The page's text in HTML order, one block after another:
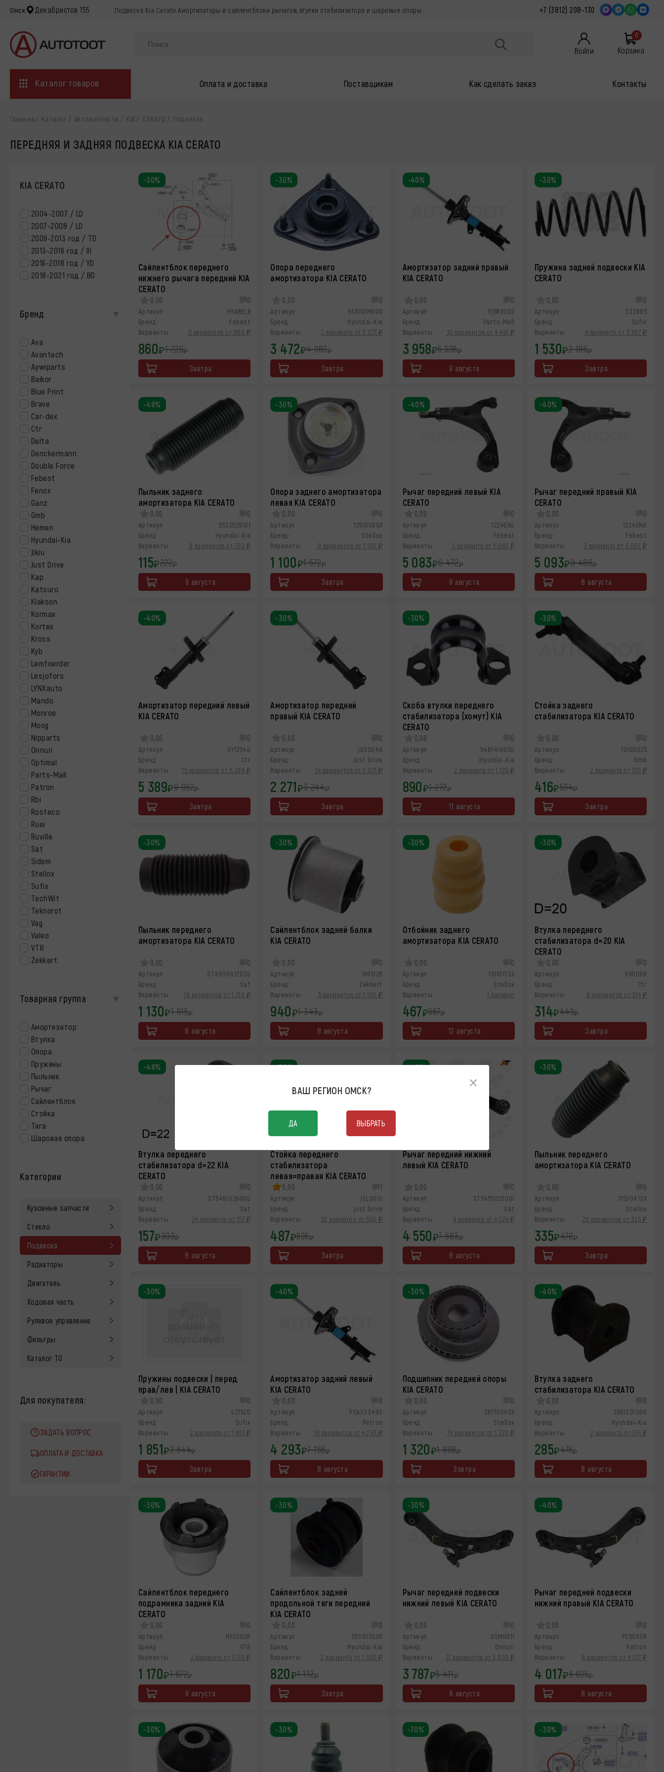
Омск Декабристов 155 Подвеска Kia Cerato Амортизаторы и сайлентблоки рычагов, втулки стабилизатора и шаровые опоры +7 (3812) 208-130
Войти
0
Корзина
Каталог товаров Оплата и доставка Поставщикам Как сделать заказ Контакты
Главная Каталог Автозапчасти KIA CERATO Подвеска
ПЕРЕДНЯЯ И ЗАДНЯЯ ПОДВЕСКА KIA CERATO
KIA CERATO
2004-2007 / LD
2007-2008 / LD
2009-2013 год / TD
2013-2016 год / lll
2016-2018 год / YD
2018-2021 год / BD
Бренд
Ava
Avantech
Aywiparts
Baikor
Blue Print
Brave
Car-dex
Ctr
Delta
Denckermann
Double Force
Febest
Fenox
Ganz
Gmb
Hemen
Hyundai-Kia
Jikiu
Just Drive
Kap
Katsuro
Klakson
Kormax
Kortex
Kross
Kyb
Lemfoerder
Lesjofors
LYNXauto
Mando
Monroe
Moog
Nipparts
Onnuri
Optimal
Parts-Mall
Patron
Rbi
Rosteco
Ruei
Ruville
Sat
Sidem
Stellox
Sufix
TechWit
Teknorot
Vag
Valeo
VTR
Zekkert
Товарная группа
Амортизатор
Втулка
Опора
Пружины
Пыльник
Рычаг
Сайлентблок
Стойка
Тяга
Шаровая опора
Категории
Кузовные запчасти
Стекло
Подвеска
Радиаторы
Двигатель
Ходовая часть
Рулевое управление
Фильтры
Каталог ТО
Для покупателя:
ЗАДАТЬ ВОПРОС
ОПЛАТА И ДОСТАВКА
ГАРАНТИИ
Сайлентблок переднего
нижнего рычага передний KIA
CERATO
0,00 0
Артикул:
HYABELB
Бренд:
Febest
Варианты:
9 вариантов от 860 ₽
860₽1 229₽
Завтра
-30%
Опора переднего
амортизатора KIA CERATO
0,00 0
Артикул:
546101M000
Бренд:
Hyundai-Kia
Варианты:
2 варианта от 3 077 ₽
3 472₽4 960₽
Завтра
-30%
Амортизатор задний правый
KIA CERATO
0,00 0
Артикул:
PJBRR002
Бренд:
Parts-Mall
Варианты:
10 вариантов от 4 491 ₽
3 958₽6 596₽
9 августа
-40%
Пружина задней подвески KIA
CERATO
0,00 0
Артикул:
SZ2885
Бренд:
Sufix
Варианты:
4 варианта от 5 507 ₽
1 530₽2 186₽
Завтра
-30%
Пыльник заднего
амортизатора KIA CERATO
0,00 0
Артикул:
5532529101
Бренд:
Hyundai-Kia
Варианты:
8 вариантов от 700 ₽
115₽222₽
9 августа
-48%
Опора заднего амортизатора
левая KIA CERATO
0,00 0
Артикул:
1251008SX
Бренд:
Stellox
Варианты:
9 вариантов от 1 100 ₽
1 100₽1 572₽
Завтра
-30%
Рычаг передний левый KIA
CERATO
0,00 0
Артикул:
1224ENL
Бренд:
Febest
Варианты:
3 варианта от 5 083 ₽
5 083₽8 472₽
9 августа
-40%
Рычаг передний правый KIA
CERATO
0,00 0
Артикул:
1224ENR
Бренд:
Febest
Варианты:
3 варианта от 5 093 ₽
5 093₽8 488₽
8 августа
-40%
Амортизатор передний левый
KIA CERATO
0,00 0
Артикул:
GY1254G
Бренд:
Ctr
Варианты:
15 вариантов от 5 389 ₽
5 389₽8 982₽
Завтра
-40%
Амортизатор передний
правый KIA CERATO
0,00 0
Артикул:
JAS0649
Бренд:
Just Drive
Варианты:
14 вариантов от 2 021 ₽
2 271₽3 244₽
Завтра
-30%
Скоба втулки переднего
стабилизатора (хомут) KIA
CERATO
0,00 0
Артикул:
548141G000
Бренд:
Hyundai-Kia
Варианты:
2 варианта от 1 120 ₽
890₽1 272₽
11 августа
-30%
Стойка заднего
стабилизатора KIA CERATO
0,00 0
Артикул:
10100025
Бренд:
Gmb
Варианты:
2 варианта от 510 ₽
416₽594₽
Завтра
-30%
Пыльник переднего
амортизатора KIA CERATO
0,00 0
Артикул:
ST4830412030
Бренд:
Sat
Варианты:
19 вариантов от 1 130 ₽
1 130₽1 615₽
8 августа
-30%
Сайлентблок задней балки
KIA CERATO
0,00 0
Артикул:
GM5126
Бренд:
Zekkert
Варианты:
5 вариантов от 1 100 ₽
940₽1 343₽
8 августа
-30%
Отбойник заднего
амортизатора KIA CERATO
0,00 0
Артикул:
1151017SX
Бренд:
Stellox
Варианты:
1 вариант
467₽667₽
12 августа
-30%
Втулка переднего
стабилизатора d=20 KIA
CERATO
0,00 0
Артикул:
GV0096
Бренд:
Ctr
Варианты:
8 вариантов от 314 ₽
314₽449₽
Завтра
-30%
Втулка переднего
стабилизатора d=22 KIA
CERATO
0,00 0
Артикул:
ST548132H000
Бренд:
Sat
Варианты:
34 варианта от 157 ₽
157₽303₽
8 августа
-48%
Стойка переднего
стабилизатора
левая=правая KIA CERATO
5,00 1
Артикул:
JSL0013
Бренд:
Just Drive
Варианты:
62 варианта от 500 ₽
487₽696₽
Завтра
-30%
Рычаг передний нижний
левый KIA CERATO
0,00 0
Артикул:
ST545002F001
Бренд:
Sat
Варианты:
4 варианта от 4 224 ₽
4 550₽7 583₽
8 августа
-40%
Пыльник переднего
амортизатора KIA CERATO
0,00 0
Артикул:
1153041SX
Бренд:
Stellox
Варианты:
20 вариантов от 335 ₽
335₽478₽
Завтра
-30%
Пружины подвески | перед
прав/лев | KIA CERATO
0,00 0
Артикул:
SZ1520
Бренд:
Sufix
Варианты:
2 варианта от 1 851 ₽
1 851₽2 644₽
Завтра
-30%
Амортизатор задний левый
KIA CERATO
0,00 0
Артикул:
PSA333493
Бренд:
Patron
Варианты:
10 вариантов от 4 293 ₽
4 293₽7 156₽
8 августа
-40%
Подшипник передней опоры
KIA CERATO
0,00 0
Артикул:
2617054SX
Бренд:
Stellox
Варианты:
14 вариантов от 1 320 ₽
1 320₽1 886₽
Завтра
-30%
Втулка заднего
стабилизатора KIA CERATO
0,00 0
Артикул:
555132F000
Бренд:
Hyundai-Kia
Варианты:
2 варианта от 314 ₽
285₽476₽
8 августа
-40%
Сайлентблок переднего
подрамника задний KIA
CERATO
0,00 0
Артикул:
HY0302R
Бренд:
VTR
Варианты:
3 варианта от 1 170 ₽
1 170₽1 672₽
9 августа
-30%
Сайлентблок задней
продольной тяги передний
KIA CERATO
0,00 0
Артикул:
5511617000
Бренд:
Hyundai-Kia
Варианты:
2 варианта от 1 590 ₽
820₽1 172₽
Завтра
-30%
Рычаг передней подвески
нижний левый KIA CERATO
0,00 0
Артикул:
GSMH011
Бренд:
Onnuri
Варианты:
11 вариантов от 3 600 ₽
3 787₽5 411₽
8 августа
-30%
Рычаг передней подвески
нижний правый KIA CERATO
0,00 0
Артикул:
PS5063R
Бренд:
Patron
Варианты:
8 вариантов от 4 017 ₽
4 017₽6 695₽
8 августа
-40%
-30% -30% -70% -30%
ВАШ РЕГИОН ОМСК?
ДА ВЫБРАТЬ